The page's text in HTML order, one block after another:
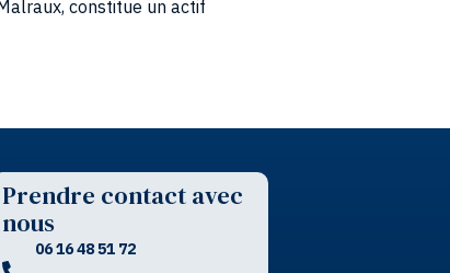
Prendre contact avec
nous
06 16 48 51 72